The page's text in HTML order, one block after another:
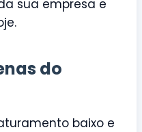
sua empresa e
do
baixo e